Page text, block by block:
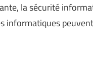
la sécurité
informatiques